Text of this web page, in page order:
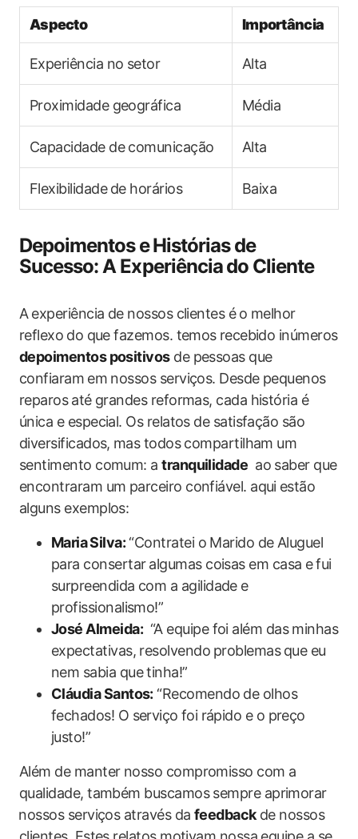
Aspecto Importância
Experiência no setor Alta
Proximidade geográfica Média
Capacidade ‌de comunicação Alta
Flexibilidade⁤ de horários Baixa
Depoimentos⁤ e ⁤Histórias‌ de
Sucesso: ​A Experiência⁣ do Cliente
A ⁢experiência de nossos clientes é⁣ o melhor
reflexo ⁢do que fazemos.​ temos⁤ recebido inúmeros
depoimentos positivos‌de pessoas que
confiaram ⁢em nossos serviços. Desde pequenos‍
reparos⁢ até grandes reformas, cada história é⁤
única e especial. Os relatos de satisfação são
diversificados,⁢ mas todos compartilham ​um
sentimento comum: atranquilidade ​ ao saber que
encontraram um ‌parceiro confiável. aqui⁢ estão
alguns exemplos:
Maria⁢ Silva:“Contratei o ‍Marido de Aluguel
para consertar ⁢algumas​ coisas em casa e⁢ fui
surpreendida com​ a agilidade e⁣
profissionalismo!”
José Almeida:​ “A equipe‍ foi além das minhas
expectativas, ‌resolvendo⁤ problemas⁣ que eu‌
nem sabia que tinha!”
Cláudia Santos: “Recomendo de olhos
fechados! O serviço⁣ foi rápido e‍ o preço
justo!”
Além de manter ‌nosso ​compromisso ‌com a
qualidade, também buscamos sempre aprimorar
⁤nossos serviços através da feedbackde nossos